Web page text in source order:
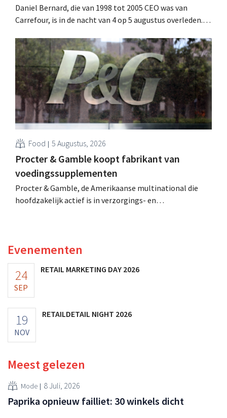
Daniel Bernard, die van 1998 tot 2005 CEO was van
Carrefour, is in de nacht van 4 op 5 augustus overleden.
retailer, realiseerde de fusie met Promodès en nam
toenmalig Belgisch marktleider GB over.
Food 5 Augustus, 2026
Procter & Gamble koopt fabrikant van
voedingssupplementen
Procter & Gamble, de Amerikaanse multinational die
hoofdzakelijk actief is in verzorgings- en
Evenementen
24
SEP
RETAIL MARKETING DAY 2026
19
NOV
RETAILDETAIL NIGHT 2026
Meest gelezen
Mode 8 Juli, 2026
Paprika opnieuw failliet: 30 winkels dicht